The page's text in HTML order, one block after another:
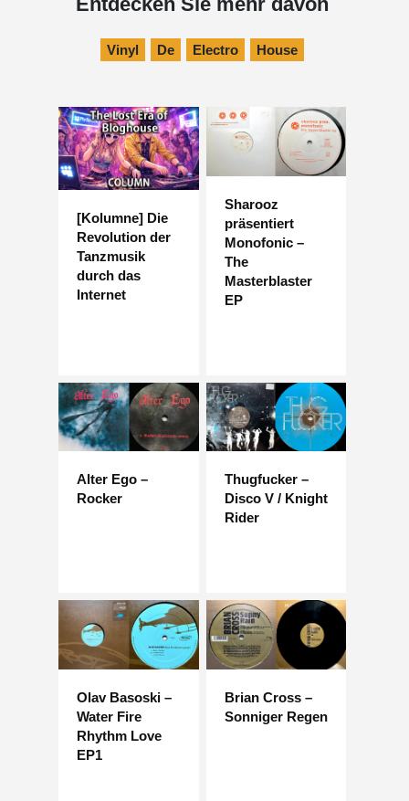
Vinyl De Electro House
[Kolumne] Die
Revolution der
Tanzmusik
durch das
Internet
Sharooz
präsentiert
Monofonic –
The
Masterblaster
EP
Alter Ego –
Rocker
Thugfucker –
Disco V / Knight
Rider
Olav Basoski –
Water Fire
Rhythm Love
EP1
Brian Cross –
Sonniger Regen